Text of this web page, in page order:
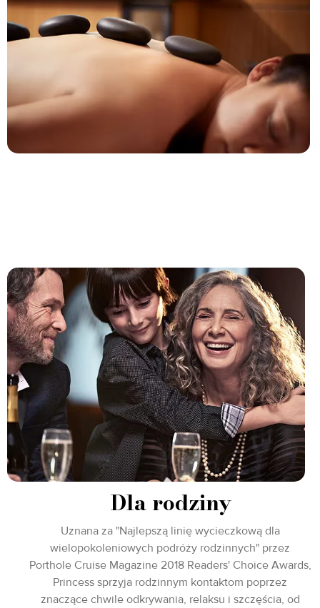
Dla rodziny
Uznana za "Najlepszą linię wycieczkową dla
wielopokoleniowych podróży rodzinnych" przez
Porthole Cruise Magazine 2018 Readers' Choice Awards,
Princess sprzyja rodzinnym kontaktom poprzez
znaczące chwile odkrywania, relaksu i szczęścia, od